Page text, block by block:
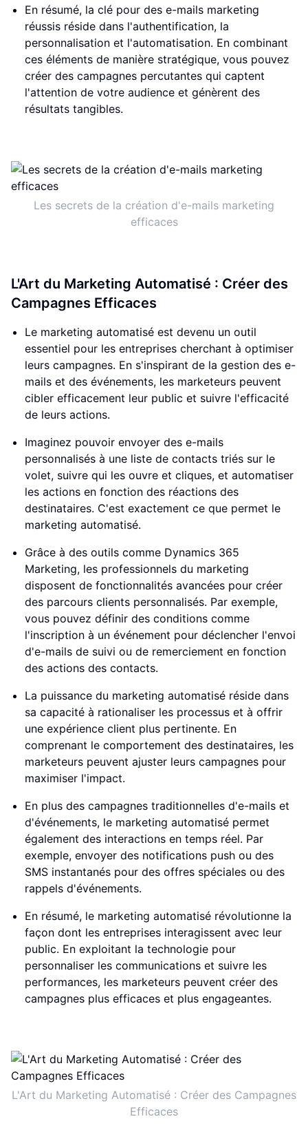
En résumé, la clé pour des e-mails marketing
réussis réside dans l'authentification, la
personnalisation et l'automatisation. En combinant
ces éléments de manière stratégique, vous pouvez
créer des campagnes percutantes qui captent
l'attention de votre audience et génèrent des
résultats tangibles.
Les secrets de la création d'e-mails marketing
efficaces
L'Art du Marketing Automatisé : Créer des
Campagnes Efficaces
Le marketing automatisé est devenu un outil
essentiel pour les entreprises cherchant à optimiser
leurs campagnes. En s'inspirant de la gestion des e-
mails et des événements, les marketeurs peuvent
cibler efficacement leur public et suivre l'efficacité
de leurs actions.
Imaginez pouvoir envoyer des e-mails
personnalisés à une liste de contacts triés sur le
volet, suivre qui les ouvre et cliques, et automatiser
les actions en fonction des réactions des
destinataires. C'est exactement ce que permet le
marketing automatisé.
Grâce à des outils comme Dynamics 365
Marketing, les professionnels du marketing
disposent de fonctionnalités avancées pour créer
des parcours clients personnalisés. Par exemple,
vous pouvez définir des conditions comme
l'inscription à un événement pour déclencher l'envoi
d'e-mails de suivi ou de remerciement en fonction
des actions des contacts.
La puissance du marketing automatisé réside dans
sa capacité à rationaliser les processus et à offrir
une expérience client plus pertinente. En
comprenant le comportement des destinataires, les
marketeurs peuvent ajuster leurs campagnes pour
maximiser l'impact.
En plus des campagnes traditionnelles d'e-mails et
d'événements, le marketing automatisé permet
également des interactions en temps réel. Par
exemple, envoyer des notifications push ou des
SMS instantanés pour des offres spéciales ou des
rappels d'événements.
En résumé, le marketing automatisé révolutionne la
façon dont les entreprises interagissent avec leur
public. En exploitant la technologie pour
personnaliser les communications et suivre les
performances, les marketeurs peuvent créer des
campagnes plus efficaces et plus engageantes.
L'Art du Marketing Automatisé : Créer des Campagnes
Efficaces